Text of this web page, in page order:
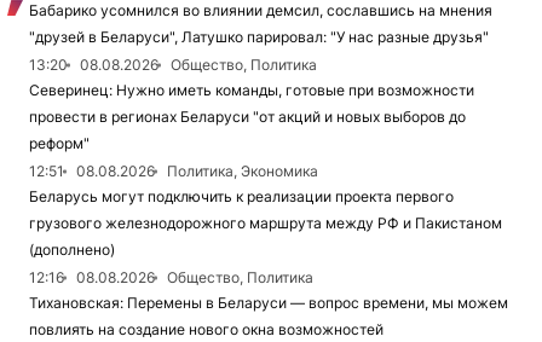
Бабарико усомнился во влиянии демсил, сославшись на мнения
"друзей в Беларуси", Латушко парировал: "У нас разные друзья"
13:20
08.08.2026
Общество, Политика
Северинец: Нужно иметь команды, готовые при возможности
провести в регионах Беларуси "от акций и новых выборов до
реформ"
12:51
08.08.2026
Политика, Экономика
Беларусь могут подключить к реализации проекта первого
грузового железнодорожного маршрута между РФ и Пакистаном
(дополнено)
12:16
08.08.2026
Общество, Политика
Тихановская: Перемены в Беларуси — вопрос времени, мы можем
повлиять на создание нового окна возможностей